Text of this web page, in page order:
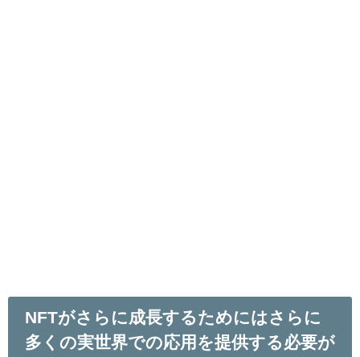
NFTがさらに成長するためにはさらに
多くの実世界での応用を提供する必要が